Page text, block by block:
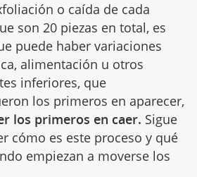
o caída de cada
son 20 piezas en total, es
puede haber variaciones
alimentación u otros
inferiores, que
los primeros en aparecer,
los primeros en caer. Sigue
cómo es este proceso y qué
empiezan a moverse los